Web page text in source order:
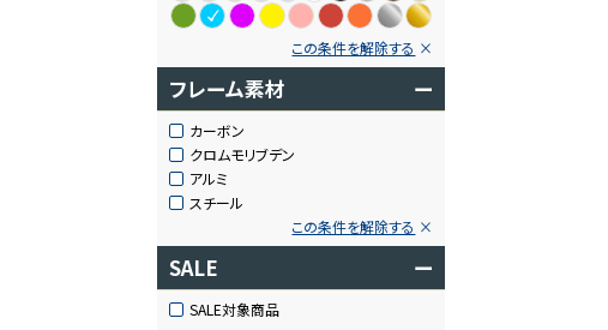
この条件を解除する
フレーム素材 ー
カーボン
クロムモリブデン
アルミ
スチール
この条件を解除する
SALE ー
SALE対象商品